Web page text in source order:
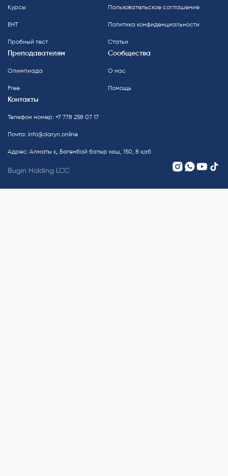
Курсы
ЕНТ
Пробный тест
Пользовательское соглашение
Политика конфиденциальности
Статьи
Преподавателям
Олимпиада
Free
Сообщества
О нас
Помощь
Контакты
Телефон номер: +7 778 258 07 17
Почта: info@daryn.online
Адрес: Алматы қ, Бөгенбай батыр көш, 150, 8 қаб
Bugin Holding LCC